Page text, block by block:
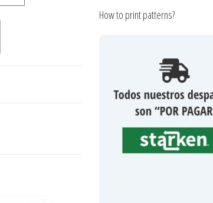
How to print patterns?